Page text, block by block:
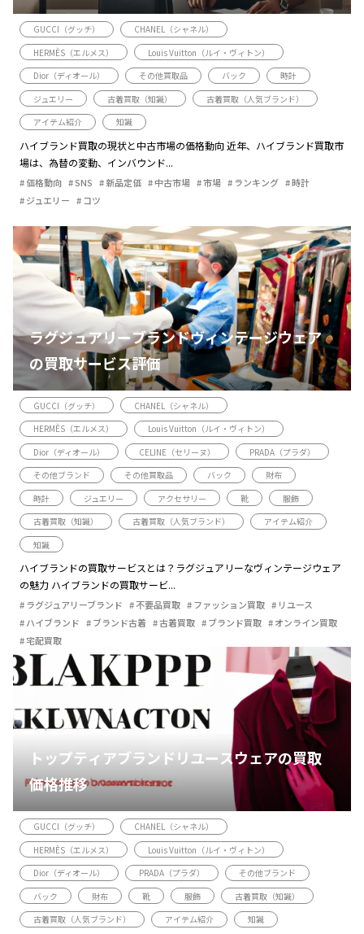
GUCCI（グッチ）
CHANEL（シャネル）
HERMÈS（エルメス）
Louis Vuitton（ルイ・ヴィトン）
Dior（ディオール）
その他買取品 バック
時計
ジュエリー
古着買取（知識）
古着買取（人気ブランド）
アイテム紹介
知識
ハイブランド買取の現状と中古市場の価格動向 近年、ハイブランド買取市
場は、為替の変動、インバウンド...
価格動向 SNS 新品定価 中古市場 市場 ランキング
時計
ジュエリー
コツ
ラグジュアリーブランドヴィンテージウェア
の買取サービス評価
GUCCI（グッチ）
CHANEL（シャネル）
HERMÈS（エルメス）
Louis Vuitton（ルイ・ヴィトン）
Dior（ディオール）
CELINE（セリーヌ）
PRADA（プラダ）
その他ブランド
その他買取品 バック
財布
時計
ジュエリー アクセサリー 靴
服飾
古着買取（知識）
古着買取（人気ブランド）
アイテム紹介
知識
ハイブランドの買取サービスとは？ラグジュアリーなヴィンテージウェア
の魅力 ハイブランドの買取サービ...
ラグジュアリーブランド 不要品買取 ファッション買取
リユース
ハイブランド
ブランド古着 古着買取 ブランド買取
オンライン買取
宅配買取
トップティアブランドリユースウェアの買取
価格推移
GUCCI（グッチ）
CHANEL（シャネル）
HERMÈS（エルメス）
Louis Vuitton（ルイ・ヴィトン）
Dior（ディオール）
PRADA（プラダ）
その他ブランド
バック
財布 靴 服飾
古着買取（知識）
古着買取（人気ブランド）
アイテム紹介 知識